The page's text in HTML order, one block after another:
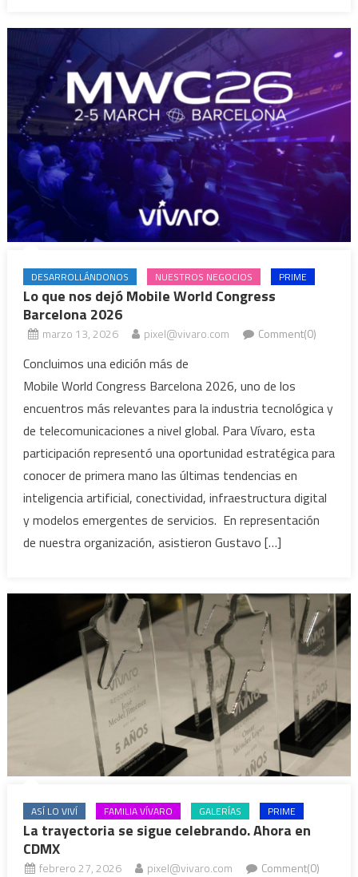
DESARROLLÁNDONOS NUESTROS NEGOCIOS PRIME
Lo que nos dejó Mobile World Congress
Barcelona 2026
marzo 13, 2026 pixel@vivaro.com Comment(0)
Concluimos una edición más de
Mobile World Congress Barcelona 2026, uno de los
encuentros más relevantes para la industria tecnológica y
de telecomunicaciones a nivel global. Para Vívaro, esta
participación representó una oportunidad estratégica para
conocer de primera mano las últimas tendencias en
inteligencia artificial, conectividad, infraestructura digital
y modelos emergentes de servicios. En representación
de nuestra organización, asistieron Gustavo […]
ASÍ LO VIVÍ FAMILIA VÍVARO GALERÍAS PRIME
La trayectoria se sigue celebrando. Ahora en
CDMX
febrero 27, 2026 pixel@vivaro.com Comment(0)